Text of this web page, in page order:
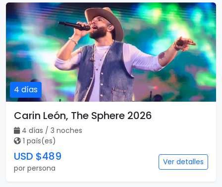
4 días
Carin León, The Sphere 2026
4 días / 3 noches
1 país(es)
USD $489
por persona
Ver detalles